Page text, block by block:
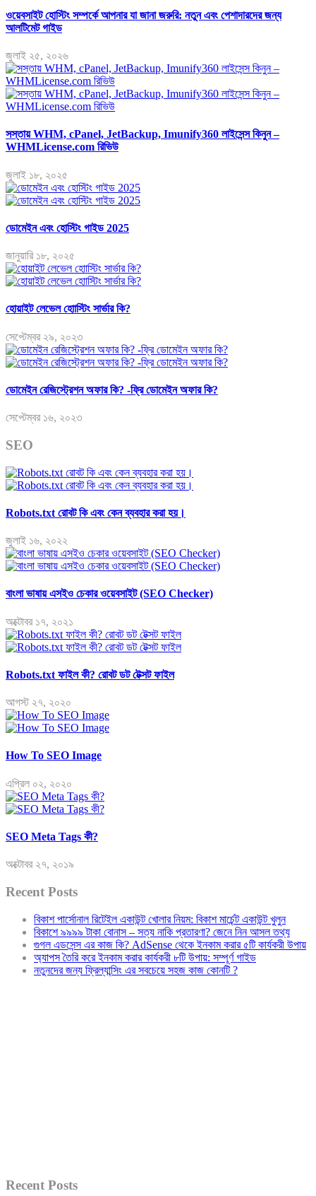
ওয়েবসাইট হোস্টিং সম্পর্কে আপনার যা জানা জরুরি: নতুন এবং পেশাদারদের জন্য
আলটিমেট গাইড
জুলাই ২৫, ২০২৬
সস্তায় WHM, cPanel, JetBackup, Imunify360 লাইসেন্স কিনুন –
WHMLicense.com রিভিউ
জুলাই ১৮, ২০২৫
ডোমেইন এবং হোস্টিং গাইড 2025
জানুয়ারি ১৮, ২০২৫
হোয়াইট লেভেল হোাস্টিং সার্ভার কি?
সেপ্টেম্বর ২৯, ২০২৩
ডোমেইন রেজিস্ট্রেশন অফার কি? -ফ্রি ডোমেইন অফার কি?
সেপ্টেম্বর ১৬, ২০২৩
SEO
Robots.txt রোবট কি এবং কেন ব্যবহার করা হয়।
জুলাই ১৬, ২০২২
বাংলা ভাষায় এসইও চেকার ওয়েবসাইট (SEO Checker)
অক্টোবর ১৭, ২০২১
Robots.txt ফাইল কী? রোবট ডট টেক্সট ফাইল
আগস্ট ২৭, ২০২০
How To SEO Image
এপ্রিল ০২, ২০২০
SEO Meta Tags কী?
অক্টোবর ২৭, ২০১৯
Recent Posts
বিকাশ পার্সোনাল রিটেইল একাউন্ট খোলার নিয়ম: বিকাশ মার্চেন্ট একাউন্ট খুলুন
বিকাশে ৯৯৯৯ টাকা বোনাস – সত্য নাকি প্রতারণা? জেনে নিন আসল তথ্য
গুগল এডসেন্স এর কাজ কি? AdSense থেকে ইনকাম করার ৫টি কার্যকরী উপায়
অ্যাপস তৈরি করে ইনকাম করার কার্যকরী ৮টি উপায়: সম্পূর্ণ গাইড
নতুনদের জন্য ফ্রিল্যান্সিং এর সবচেয়ে সহজ কাজ কোনটি ?
Recent Posts